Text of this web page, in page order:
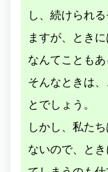
し、続けられ
ますが、とき
なんてこともあ
そんなときは
とでしょう。
しかし、私た
ないので、と